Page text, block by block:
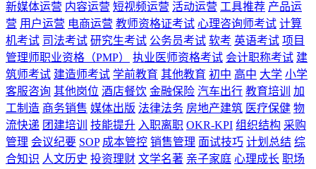
新媒体运营 内容运营 短视频运营 活动运营 工具推荐 产品运
营 用户运营 电商运营 教师资格证考试 心理咨询师考试 计算
机考试 司法考试 研究生考试 公务员考试 软考 英语考试 项目
管理师职业资格（PMP）
执业医师资格考试 会计职称考试 建
筑师考试 建造师考试 学前教育 其他教育 初中 高中 大学 小学
客服咨询 其他岗位 酒店餐饮 金融保险 汽车出行 教育培训
加
工制造 商务销售 媒体出版 法律法务 房地产建筑 医疗保健 物
流快递 团建培训 技能提升 入职离职 OKR-KPI 组织结构 采购
管理 会议纪要 SOP 成本管控 销售管理 面试技巧 计划总结 综
合知识 人文历史 投资理财 文学名著 亲子家庭 心理成长 职场